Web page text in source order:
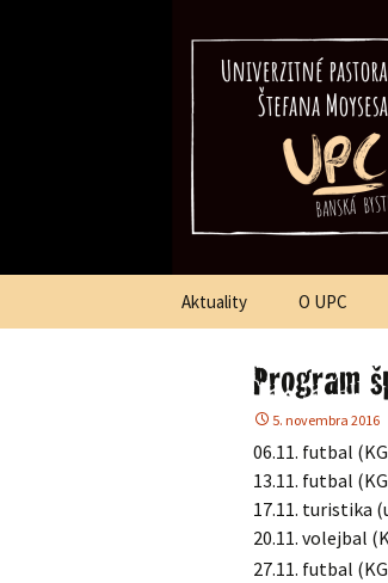
Štefana
Aktuality O UPC
Program
5. novembra 2016
06.11. futbal
13.11. futbal
17.11. turistika
20.11. volejbal
27.11. futbal